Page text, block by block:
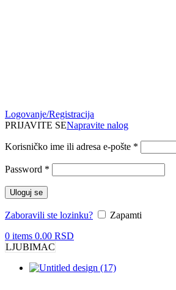
Logovanje/Registracija
PRIJAVITE SENapravite nalog
Korisničko ime ili adresa e-pošte *
Password *
Uloguj se
Zaboravili ste lozinku?
Zapamti
0 items 0.00 RSD
LJUBIMAC